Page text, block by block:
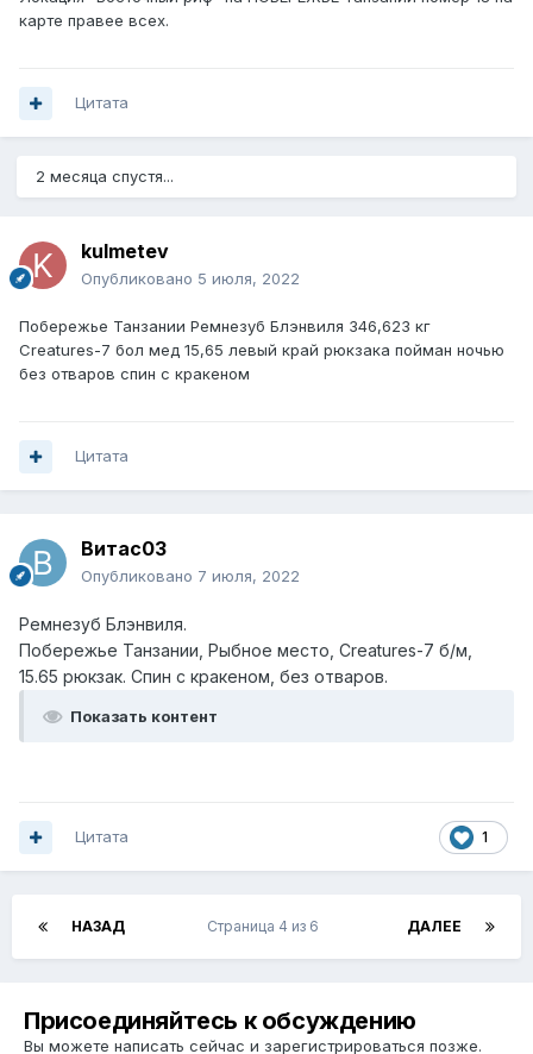
карте правее всех.
Цитата
2 месяца спустя...
kulmetev
Опубликовано 5 июля, 2022
Побережье Танзании Ремнезуб Блэнвиля 346,623 кг
Creatures-7 бол мед 15,65 левый край рюкзака пойман ночью
без отваров спин с кракеном
Цитата
Витас03
Опубликовано 7 июля, 2022
Ремнезуб Блэнвиля.
Побережье Танзании, Рыбное место, Creatures-7 б/м,
15.65 рюкзак. Спин с кракеном, без отваров.
Показать контент
1
Цитата
НАЗАД ДАЛЕЕ
Страница 4 из 6
Присоединяйтесь к обсуждению
Вы можете написать сейчас и зарегистрироваться позже.